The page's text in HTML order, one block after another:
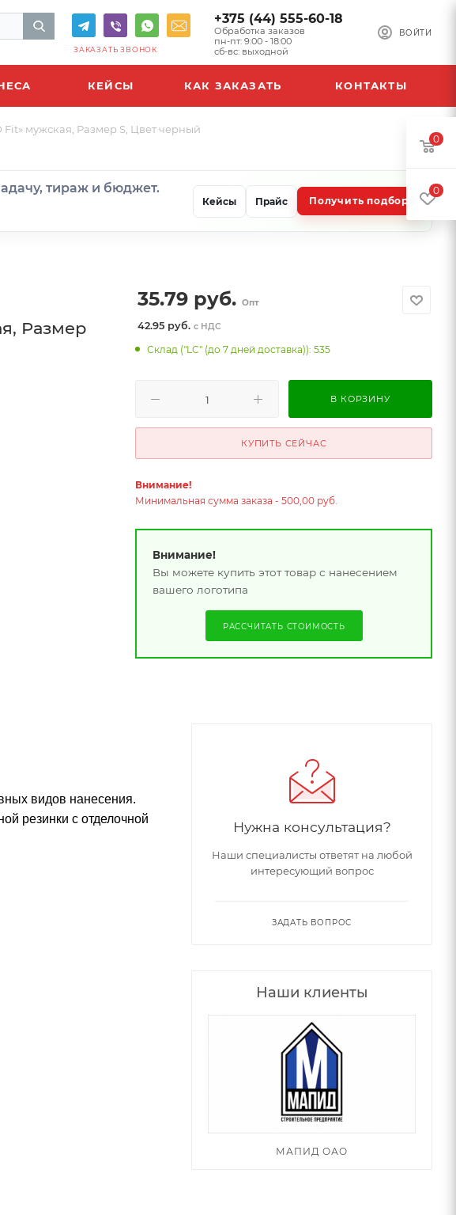
ВОЙТИ
+375 (44) 555-60-18
Обработка заказов
пн-пт: 9:00 - 18:00
сб-вс: выходной
ЗАКАЗАТЬ ЗВОНОК
КЕЙСЫ КАК ЗАКАЗАТЬ КОНТАКТЫ
Fit» мужская, Размер S, Цвет черный
тираж и бюджет.
Кейсы Прайс Получить подбор
Размер
35.79 руб. Опт
42.95 руб.с НДС
Склад ("LC" (до 7 дней доставка)): 535
В КОРЗИНУ
КУПИТЬ СЕЙЧАС
Внимание!
Минимальная сумма заказа - 500,00 руб.
Внимание!
Вы можете купить этот товар с нанесением
вашего логотипа
РАССЧИТАТЬ СТОИМОСТЬ
видов нанесения.
резинки с отделочной
Нужна консультация?
Наши специалисты ответят на любой
интересующий вопрос
ЗАДАТЬ ВОПРОС
Наши клиенты
МАПИД ОАО
0
0